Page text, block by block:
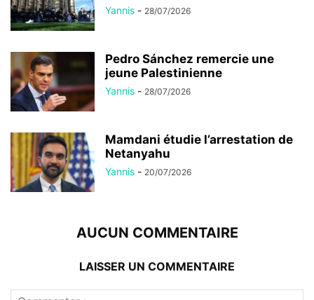
Yannis - 28/07/2026
Pedro Sánchez remercie une
jeune Palestinienne
Yannis - 28/07/2026
Mamdani étudie l’arrestation de
Netanyahu
Yannis - 20/07/2026
AUCUN COMMENTAIRE
LAISSER UN COMMENTAIRE